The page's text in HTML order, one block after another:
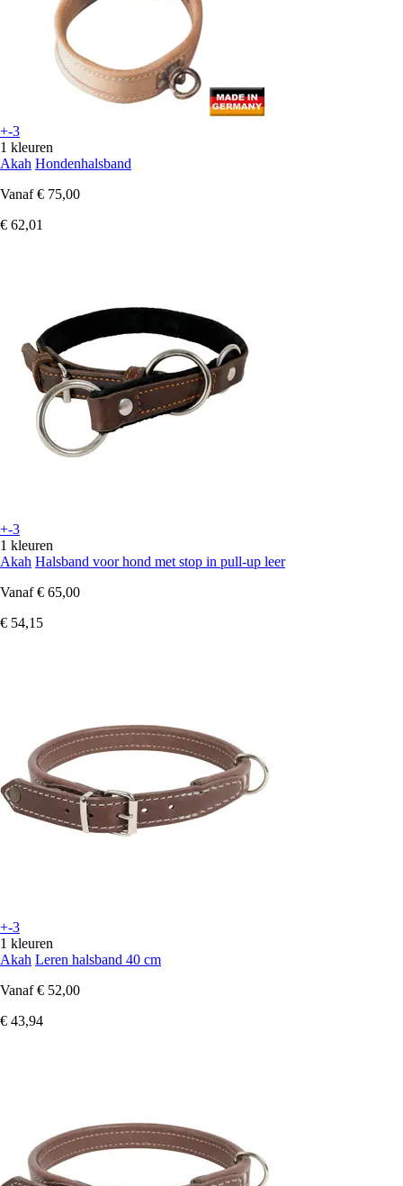
+-3
1 kleuren
Akah Hondenhalsband
Vanaf € 75,00
€ 62,01
+-3
1 kleuren
Akah Halsband voor hond met stop in pull-up leer
Vanaf € 65,00
€ 54,15
+-3
1 kleuren
Akah Leren halsband 40 cm
Vanaf € 52,00
€ 43,94